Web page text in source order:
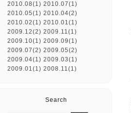
2010.08(1) 2010.07(1)
2010.05(1) 2010.04(2)
2010.02(1) 2010.01(1)
2009.12(2) 2009.11(1)
2009.10(1) 2009.09(1)
2009.07(2) 2009.05(2)
2009.04(1) 2009.03(1)
2009.01(1) 2008.11(1)
Search